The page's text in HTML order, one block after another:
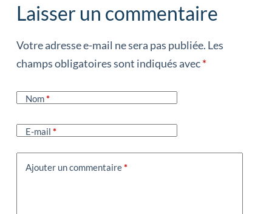
Laisser un commentaire
Votre adresse e-mail ne sera pas publiée. Les
champs obligatoires sont indiqués avec*
Nom*
E-mail *
Ajouter un commentaire*